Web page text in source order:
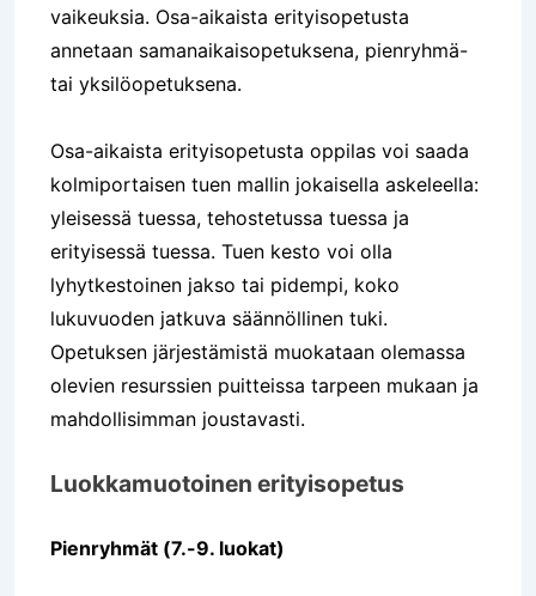
vaikeuksia. Osa-aikaista erityisopetusta
annetaan samanaikaisopetuksena, pienryhmä-
tai yksilöopetuksena.
Osa-aikaista erityisopetusta oppilas voi saada
kolmiportaisen tuen mallin jokaisella askeleella:
yleisessä tuessa, tehostetussa tuessa ja
erityisessä tuessa. Tuen kesto voi olla
lyhytkestoinen jakso tai pidempi, koko
lukuvuoden jatkuva säännöllinen tuki.
Opetuksen järjestämistä muokataan olemassa
olevien resurssien puitteissa tarpeen mukaan ja
mahdollisimman joustavasti.
Luokkamuotoinen erityisopetus
Pienryhmät (7.-9. luokat)